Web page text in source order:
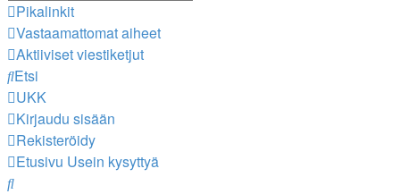
Pikalinkit
Vastaamattomat aiheet
Aktiiviset viestiketjut
Etsi
UKK
Kirjaudu sisään
Rekisteröidy
Etusivu Usein kysyttyä
Etsi